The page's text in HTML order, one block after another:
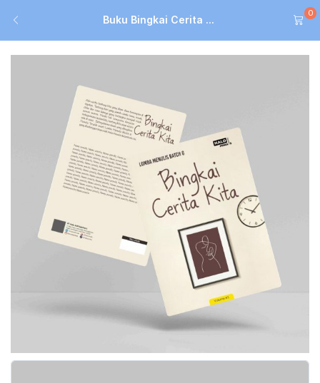
Buku Bingkai Cerita ...
0